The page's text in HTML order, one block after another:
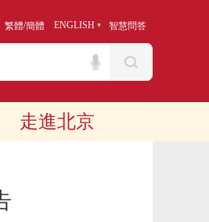
繁體/簡體 ENGLISH 智慧問答
走進北京